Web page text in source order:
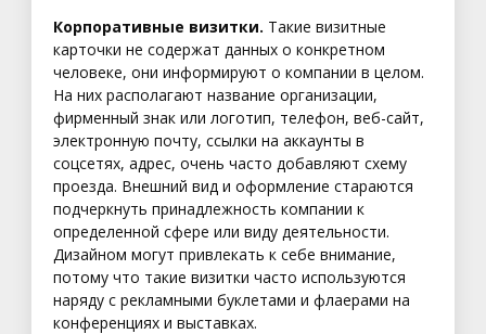
Корпоративные визитки. Такие визитные
карточки не содержат данных о конкретном
человеке, они информируют о компании в целом.
На них располагают название организации,
фирменный знак или логотип, телефон, веб-сайт,
электронную почту, ссылки на аккаунты в
соцсетях, адрес, очень часто добавляют схему
проезда. Внешний вид и оформление стараются
подчеркнуть принадлежность компании к
определенной сфере или виду деятельности.
Дизайном могут привлекать к себе внимание,
потому что такие визитки часто используются
наряду с рекламными буклетами и флаерами на
конференциях и выставках.